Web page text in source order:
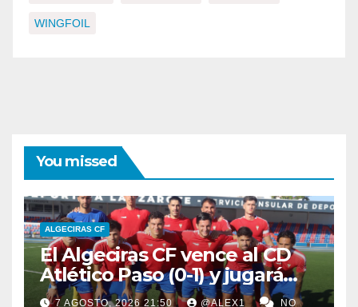
WINGFOIL
You missed
ALGECIRAS CF
El Algeciras CF vence al CD
Atlético Paso (0-1) y jugará
por el LVII Torneo ‘San Ginés’
7 AGOSTO, 2026 21:50 @ALEX1 NO